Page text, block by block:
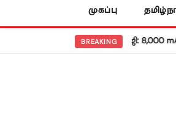
முகப்பு
BREAKING
ரெட்மி நோட் 17 5ஜி: 8,000 mAh